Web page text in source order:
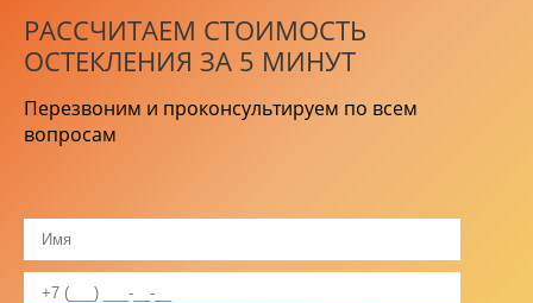
РАССЧИТАЕМ СТОИМОСТЬ
ОСТЕКЛЕНИЯ ЗА 5 МИНУТ
Перезвоним и проконсультируем по всем
вопросам